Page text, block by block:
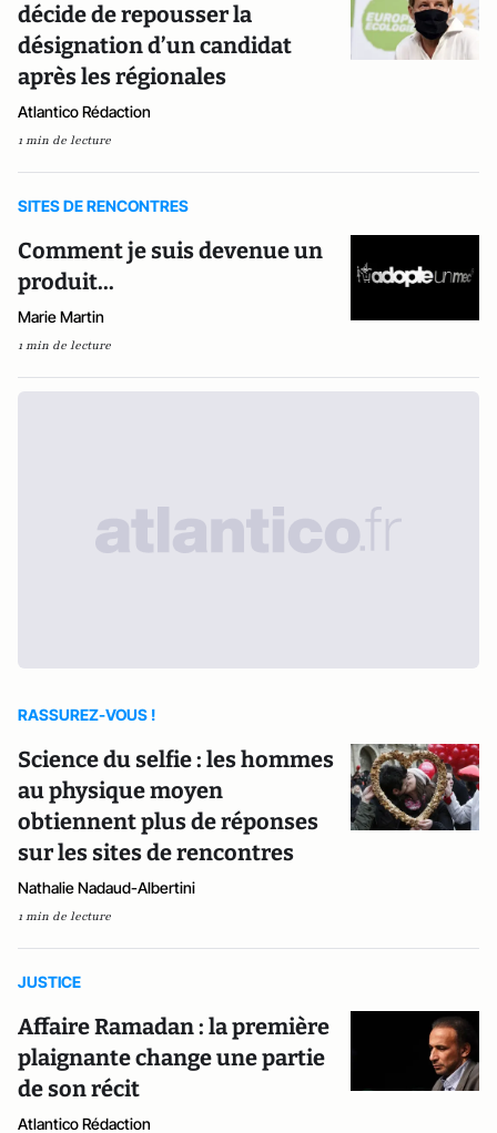
décide de repousser la
désignation d’un candidat
après les régionales
Atlantico Rédaction
1 min de lecture
SITES DE RENCONTRES
Comment je suis devenue un
produit...
Marie Martin
1 min de lecture
RASSUREZ-VOUS !
Science du selfie : les hommes
au physique moyen
obtiennent plus de réponses
sur les sites de rencontres
Nathalie Nadaud-Albertini
1 min de lecture
JUSTICE
Affaire Ramadan : la première
plaignante change une partie
de son récit
Atlantico Rédaction